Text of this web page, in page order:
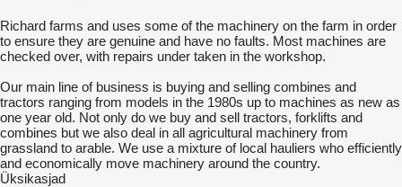
Richard farms and uses some of the machinery on the farm in order
to ensure they are genuine and have no faults. Most machines are
checked over, with repairs under taken in the workshop.
Our main line of business is buying and selling combines and
tractors ranging from models in the 1980s up to machines as new as
one year old. Not only do we buy and sell tractors, forklifts and
combines but we also deal in all agricultural machinery from
grassland to arable. We use a mixture of local hauliers who efficiently
and economically move machinery around the country.
Üksikasjad